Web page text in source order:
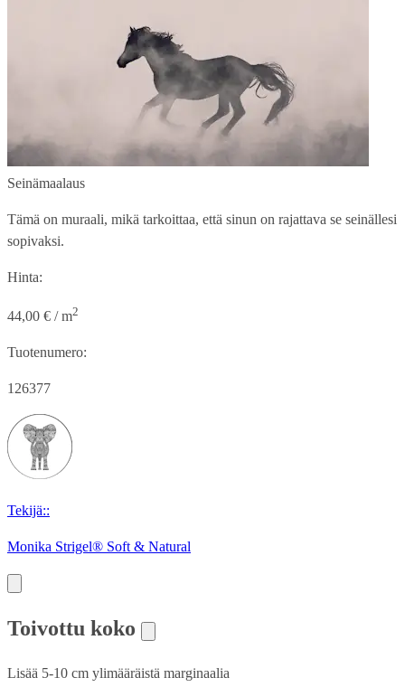
Seinämaalaus
Tämä on muraali, mikä tarkoittaa, että sinun on rajattava se seinällesi
sopivaksi.
Hinta:
44,00 € / m2
Tuotenumero:
126377
Tekijä::
Monika Strigel® Soft & Natural
Toivottu koko
Lisää 5-10 cm ylimääräistä marginaalia